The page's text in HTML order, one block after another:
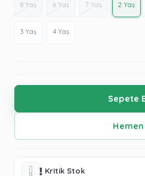
8 Yaş 6 Yaş 7 Yaş 2 Yaş
3 Yaş 4 Yaş
Kritik Stok